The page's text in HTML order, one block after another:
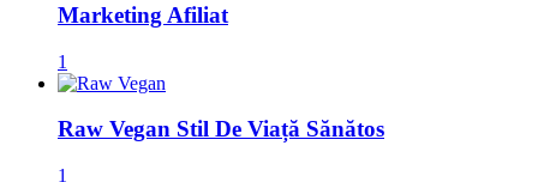
Marketing Afiliat
1
Raw Vegan Stil De Viață Sănătos
1